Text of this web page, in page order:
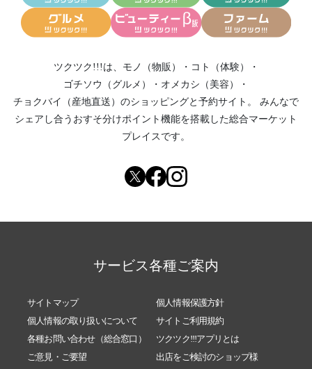
ツクツク!!!は、 モノ（物販） ・ コト（体験）
・
ゴチソウ（グルメ）
・ オメカシ（美容）
・
チョクバイ（産地直送） のショッピングと予約サイト。
みんなで
シェアし合う おすそ分けポイント機能を搭載した総合マーケット
プレイスです。
サービス各種ご案内
サイトマップ
個人情報保護方針
個人情報の取り扱いについて
サイトご利用規約
各種お問い合わせ（総合窓口）
ツクツク!!!アプリとは
ご意見・ご要望
出店をご検討のショップ様